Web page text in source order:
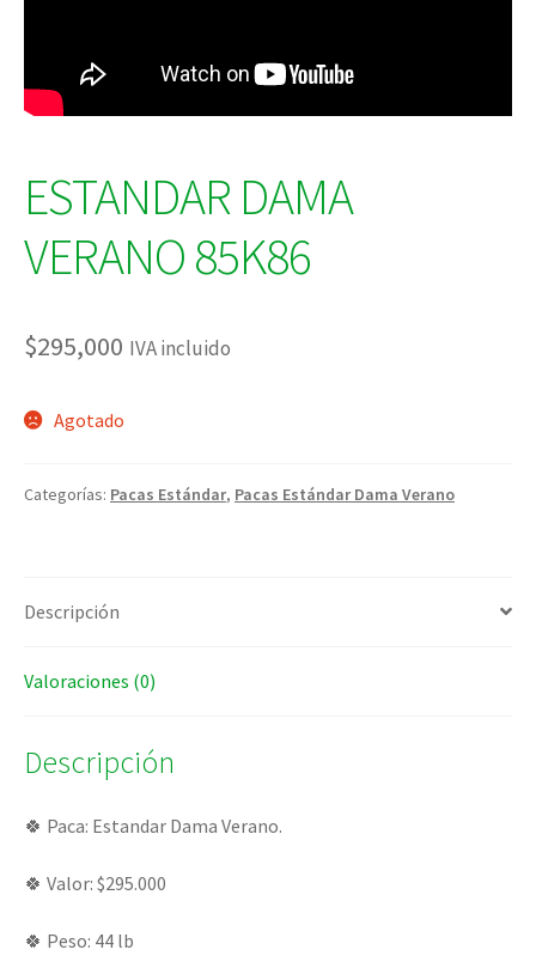
ESTANDAR DAMA
VERANO 85K86
$295,000 IVA incluido
Agotado
Categorías: Pacas Estándar, Pacas Estándar Dama Verano
Descripción
Valoraciones (0)
Descripción
🍀 Paca: Estandar Dama Verano.
🍀 Valor: $295.000
🍀 Peso: 44 lb